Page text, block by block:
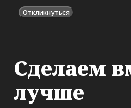
Откликнуться
Сделаем
лучше